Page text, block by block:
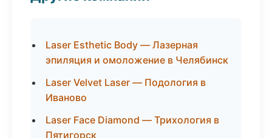
Laser Esthetic Body — Лазерная
эпиляция и омоложение в Челябинск
Laser Velvet Laser — Подология в
Иваново
Laser Face Diamond — Трихология в
Пятигорск